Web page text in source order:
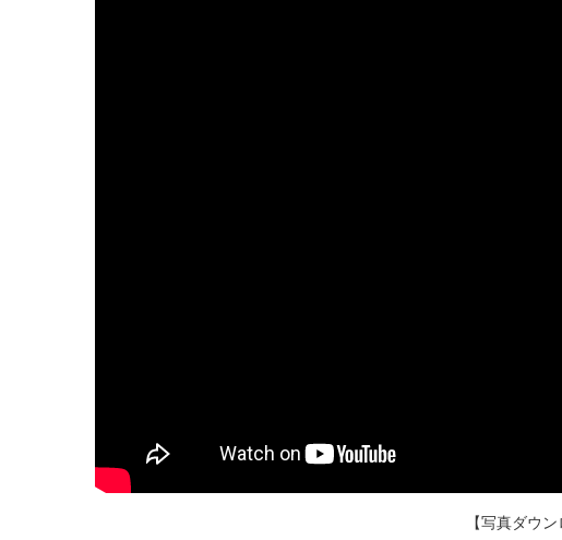
【写真ダウン